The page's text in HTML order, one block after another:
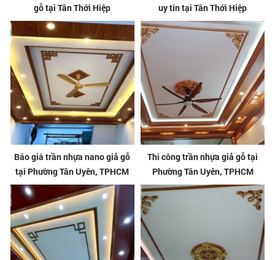
gỗ tại Tân Thới Hiệp
uy tín tại Tân Thới Hiệp
Báo giá trần nhựa nano giả gỗ
tại Phường Tân Uyên, TPHCM
Thi công trần nhựa giả gỗ tại
Phường Tân Uyên, TPHCM